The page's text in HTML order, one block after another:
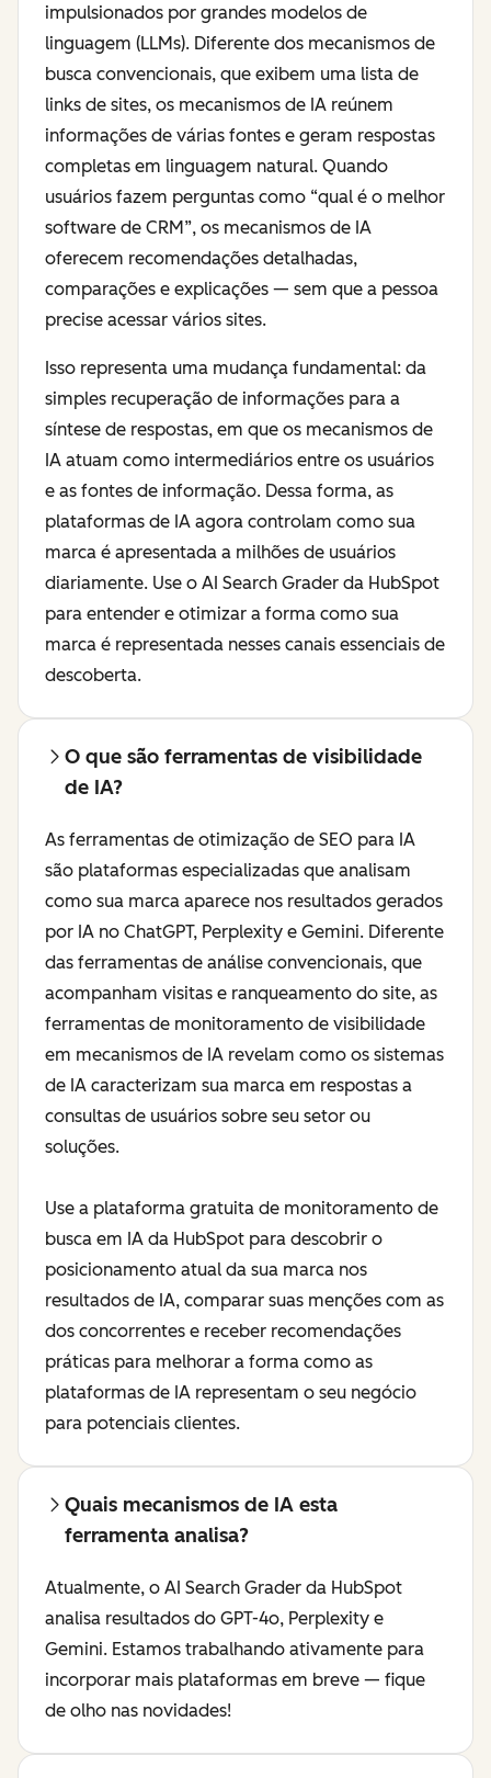
impulsionados por grandes modelos de
linguagem (LLMs). Diferente dos mecanismos de
busca convencionais, que exibem uma lista de
links de sites, os mecanismos de IA reúnem
informações de várias fontes e geram respostas
completas em linguagem natural. Quando
usuários fazem perguntas como “qual é o melhor
software de CRM”, os mecanismos de IA
oferecem recomendações detalhadas,
comparações e explicações — sem que a pessoa
precise acessar vários sites.
Isso representa uma mudança fundamental: da
simples recuperação de informações para a
síntese de respostas, em que os mecanismos de
IA atuam como intermediários entre os usuários
e as fontes de informação. Dessa forma, as
plataformas de IA agora controlam como sua
marca é apresentada a milhões de usuários
diariamente. Use o AI Search Grader da HubSpot
para entender e otimizar a forma como sua
marca é representada nesses canais essenciais de
descoberta.
O que são ferramentas de visibilidade
de IA?
As ferramentas de otimização de SEO para IA
são plataformas especializadas que analisam
como sua marca aparece nos resultados gerados
por IA no ChatGPT, Perplexity e Gemini. Diferente
das ferramentas de análise convencionais, que
acompanham visitas e ranqueamento do site, as
ferramentas de monitoramento de visibilidade
em mecanismos de IA revelam como os sistemas
de IA caracterizam sua marca em respostas a
consultas de usuários sobre seu setor ou
soluções.
Use a plataforma gratuita de monitoramento de
busca em IA da HubSpot para descobrir o
posicionamento atual da sua marca nos
resultados de IA, comparar suas menções com as
dos concorrentes e receber recomendações
práticas para melhorar a forma como as
plataformas de IA representam o seu negócio
para potenciais clientes.
Quais mecanismos de IA esta
ferramenta analisa?
Atualmente, o AI Search Grader da HubSpot
analisa resultados do GPT-4o, Perplexity e
Gemini. Estamos trabalhando ativamente para
incorporar mais plataformas em breve — fique
de olho nas novidades!